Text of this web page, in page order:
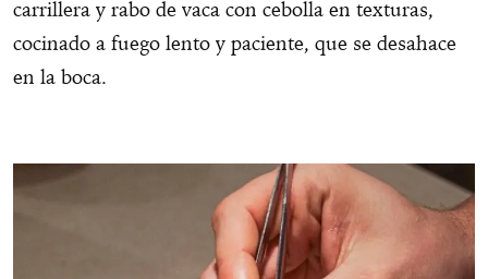
carrillera y rabo de vaca con cebolla en texturas,
cocinado a fuego lento y paciente, que se desahace
en la boca.